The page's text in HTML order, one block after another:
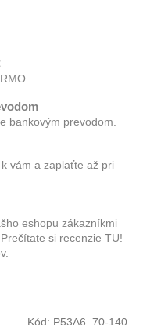
bankovým prevodom.
vám a zaplaťte až pri
eshopu zákazníkmi
si recenzie TU!
Kód: P53A6_70-140